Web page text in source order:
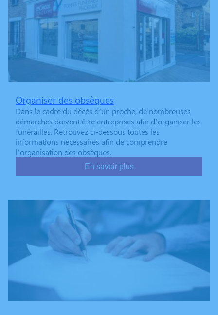
Organiser des obsèques
Dans le cadre du décès d’un proche, de nombreuses
démarches doivent être entreprises afin d’organiser les
funérailles. Retrouvez ci-dessous toutes les
informations nécessaires afin de comprendre
l’organisation des obsèques.
En savoir plus